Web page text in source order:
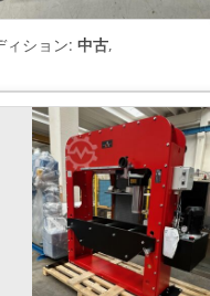
ィション: 中古,